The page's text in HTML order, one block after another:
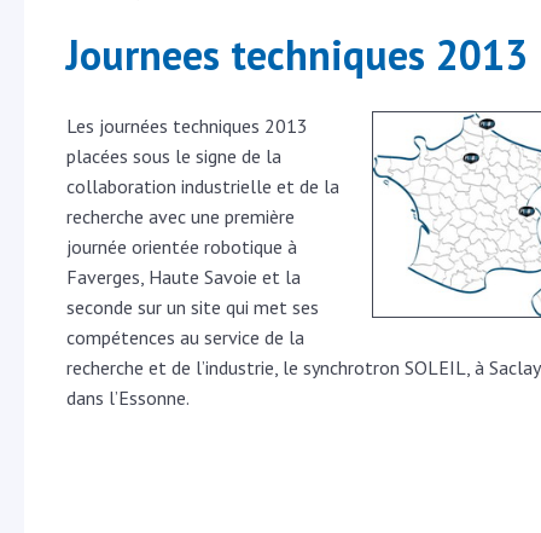
Journees techniques 2013
Les journées techniques 2013
placées sous le signe de la
collaboration industrielle et de la
recherche avec une première
journée orientée robotique à
Faverges, Haute Savoie et la
seconde sur un site qui met ses
compétences au service de la
recherche et de l’industrie, le synchrotron SOLEIL, à Saclay
dans l’Essonne.